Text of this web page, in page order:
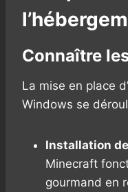
Connaître
La mise en place
Windows se
Installation
Minecraft
gourmand en